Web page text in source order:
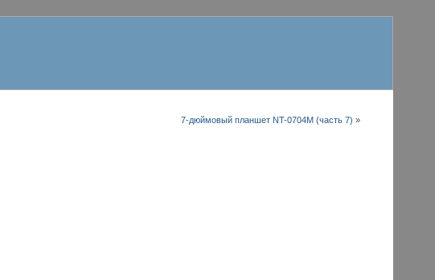
7-дюймовый планшет NT-0704M (часть 7) »